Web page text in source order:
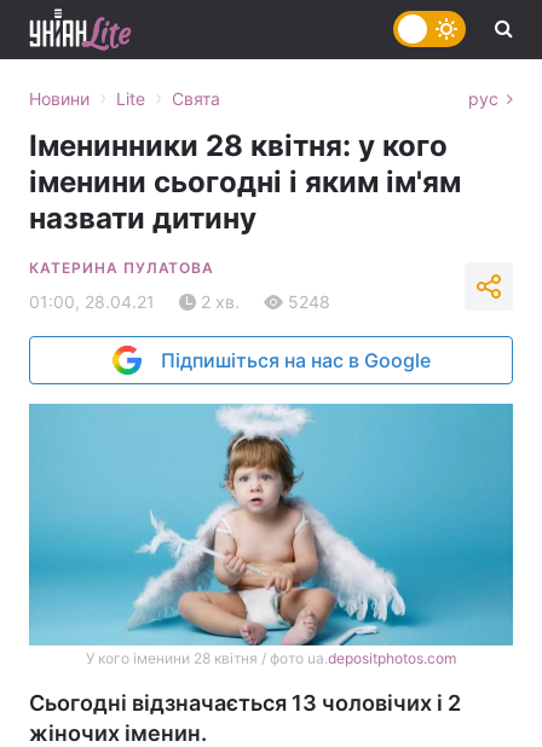
Новини › Lite › Свята рус
Іменинники 28 квітня: у кого
іменини сьогодні і яким ім'ям
назвати дитину
КАТЕРИНА ПУЛАТОВА
01:00, 28.04.21 2 хв. 5248
Підпишіться на нас в Google
У кого іменини 28 квітня / фото ua.depositphotos.com
Сьогодні відзначається 13 чоловічих і 2
жіночих іменин.